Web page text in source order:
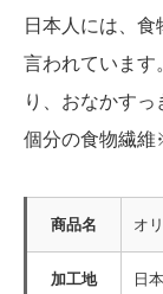
日本人には、
言われています
り、おなかす
個分の食物繊
商品名 オ
加工地 日本